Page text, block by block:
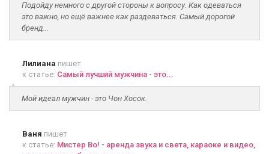
Подойду немного с другой стороны к вопросу. Как одеваться
это важно, но ещё важнее как раздеваться. Самый дорогой
бренд...
Лилиана пишет
к статье: Самый лучший мужчина - это...
Мой идеал мужчин - это Чон Хосок.
Ваня пишет
к статье: Мистер Во! - аренда звука и света, караоке и видео,